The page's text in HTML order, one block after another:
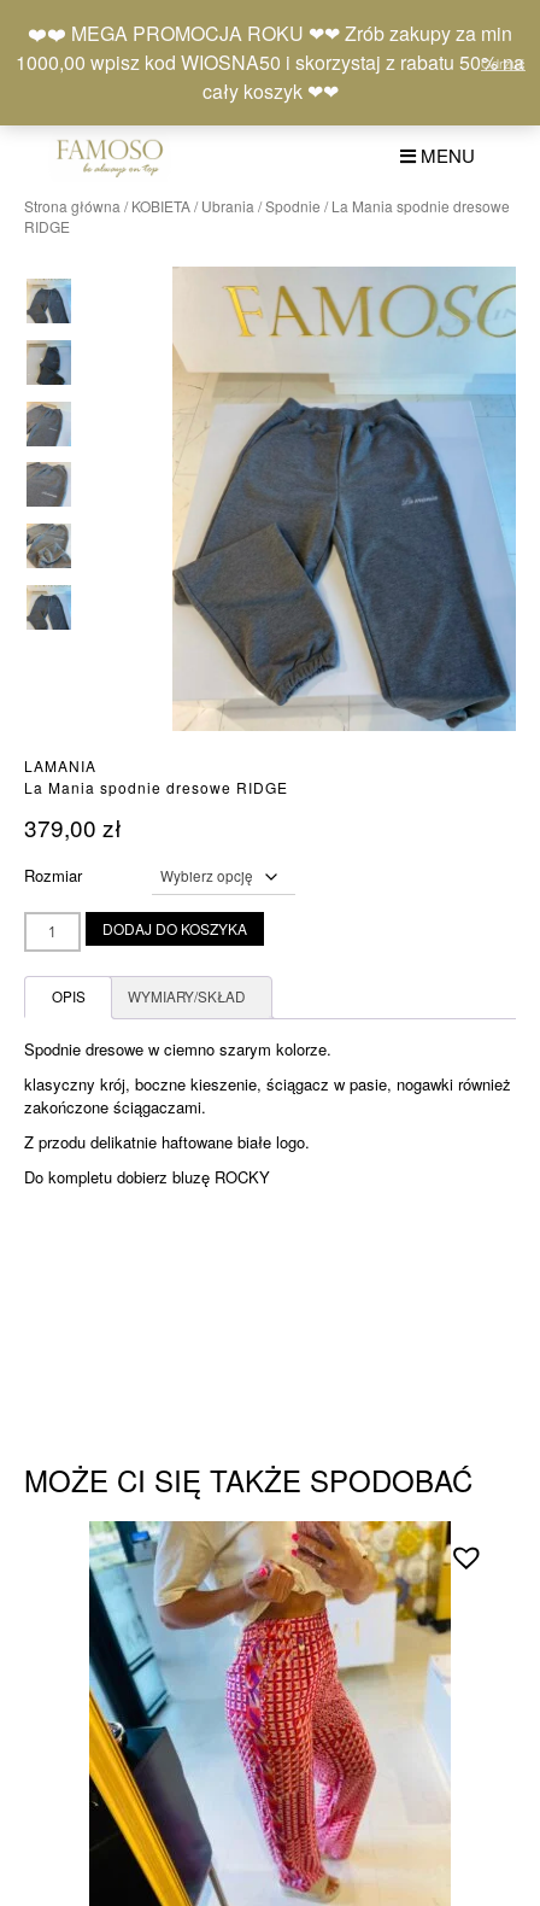
❤️❤️ MEGA PROMOCJA ROKU ❤❤ Zrób zakupy za min
1000,00 wpisz kod WIOSNA50 i skorzystaj z rabatu 50% na
cały koszyk ❤❤
Odrzuć
content
Moje
konto
Lista
życzeń
Koszyk
(0)
MENU
Strona główna /KOBIETA/Ubrania /Spodnie / La Mania spodnie dresowe
RIDGE
LAMANIA
La Mania spodnie dresowe RIDGE
379,00 zł
Rozmiar
ilość
La
spodnie
dresowe
DODAJ DO KOSZYKA
OPIS WYMIARY/SKŁAD
Spodnie dresowe w ciemno szarym kolorze.
klasyczny krój, boczne kieszenie, ściągacz w pasie, nogawki również
zakończone ściągaczami.
Z przodu delikatnie haftowane białe logo.
Do kompletu dobierz bluzę ROCKY
MOŻE CI SIĘ TAKŻE SPODOBAĆ